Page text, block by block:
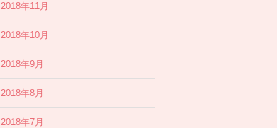
2018年11月
2018年10月
2018年9月
2018年8月
2018年7月